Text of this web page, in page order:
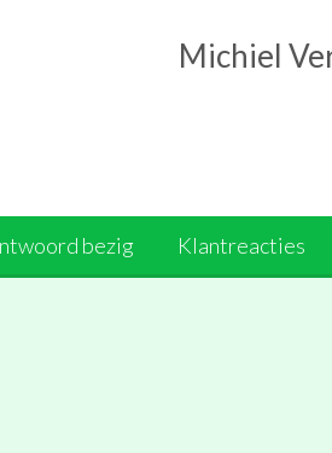
Michiel
bezig Klantreacties